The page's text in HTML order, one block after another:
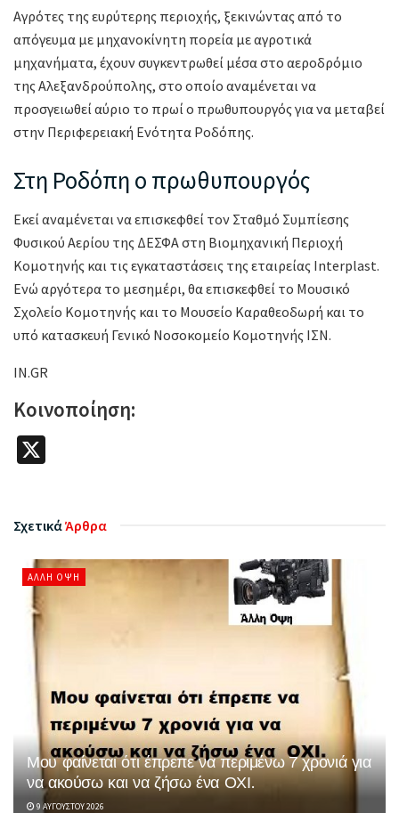
Αγρότες της ευρύτερης περιοχής, ξεκινώντας από το
απόγευμα με μηχανοκίνητη πορεία με αγροτικά
μηχανήματα, έχουν συγκεντρωθεί μέσα στο αεροδρόμιο
της Αλεξανδρούπολης, στο οποίο αναμένεται να
προσγειωθεί αύριο το πρωί ο πρωθυπουργός για να μεταβεί
στην Περιφερειακή Ενότητα Ροδόπης.
Στη Ροδόπη ο πρωθυπουργός
Εκεί αναμένεται να επισκεφθεί τον Σταθμό Συμπίεσης
Φυσικού Αερίου της ΔΕΣΦΑ στη Βιομηχανική Περιοχή
Κομοτηνής και τις εγκαταστάσεις της εταιρείας Interplast.
Ενώ αργότερα το μεσημέρι, θα επισκεφθεί το Μουσικό
Σχολείο Κομοτηνής και το Μουσείο Καραθεοδωρή και το
υπό κατασκευή Γενικό Νοσοκομείο Κομοτηνής ΙΣΝ.
IN.GR
Κοινοποίηση:
ΣχετικάΆρθρα
ΆΛΛΗ ΌΨΗ
Μου φαίνεται ότι έπρεπε να περιμένω 7 χρονιά για
να ακούσω και να ζήσω ένα ΟΧΙ.
9 ΑΥΓΟΎΣΤΟΥ 2026